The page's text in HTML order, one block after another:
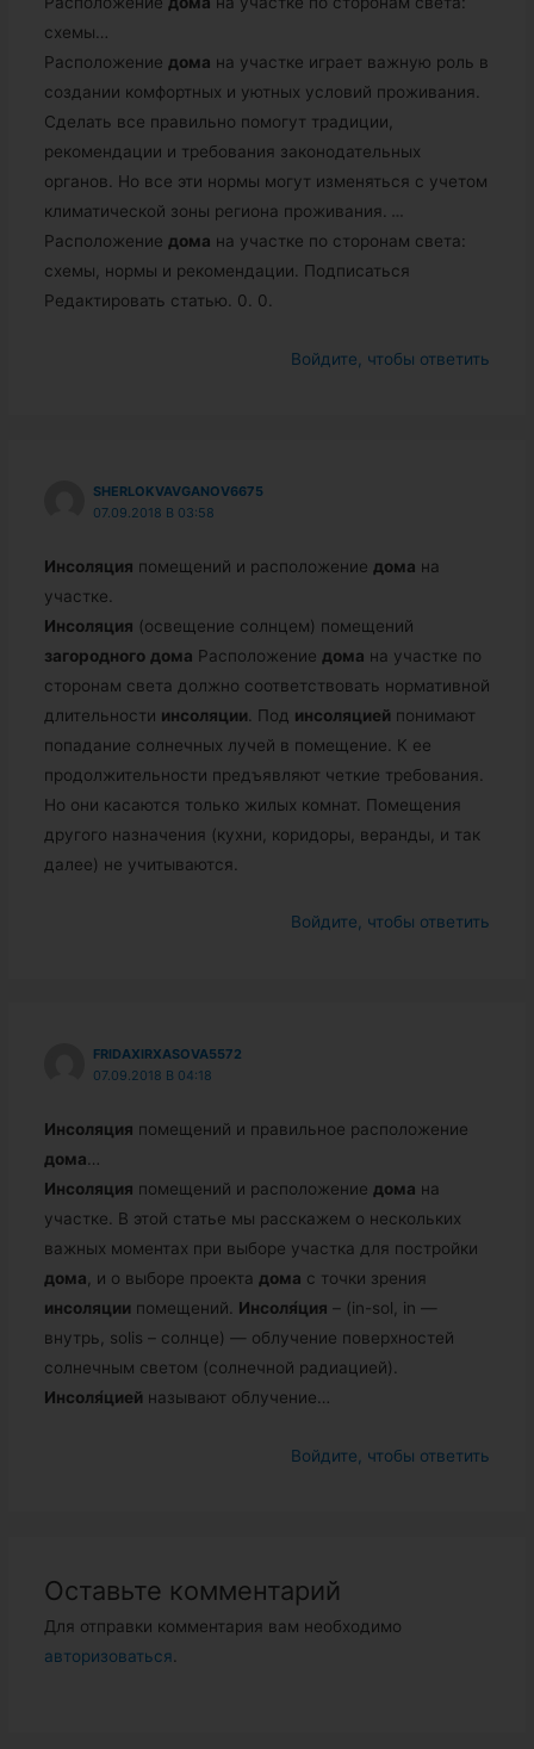
схемы…
Расположение дома на участке играет важную роль в
создании комфортных и уютных условий проживания.
Сделать все правильно помогут традиции,
рекомендации и требования законодательных
органов. Но все эти нормы могут изменяться с учетом
климатической зоны региона проживания.
…
Расположение дома на участке по сторонам света:
схемы, нормы и рекомендации. Подписаться
Редактировать статью. 0. 0.
Войдите, чтобы ответить
SHERLOKVAVGANOV6675
07.09.2018 В 03:58
Инсоляция помещений и расположение дома на
участке.
Инсоляция (освещение солнцем) помещений
загородного дома Расположение дома на участке по
сторонам света должно соответствовать нормативной
длительности инсоляции . Под инсоляцией понимают
попадание солнечных лучей в помещение. К ее
продолжительности предъявляют четкие требования.
Но они касаются только жилых комнат. Помещения
другого назначения (кухни, коридоры, веранды, и так
далее) не учитываются.
Войдите, чтобы ответить
FRIDAXIRXASOVA5572
07.09.2018 В 04:18
Инсоляция помещений и правильное расположение
дома
Инсоляция помещений и расположение дома на
участке. В этой статье мы расскажем о нескольких
важных моментах при выборе участка для постройки
дома , и о выборе проекта дома с точки зрения
инсоляции помещений. Инсоля́ция – (in-sol, in —
внутрь, solis – солнце) — облучение поверхностей
солнечным светом (солнечной радиацией).
Инсоля́цией называют облучение…
Войдите, чтобы ответить
Оставьте комментарий
Для отправки комментария вам необходимо
авторизоваться